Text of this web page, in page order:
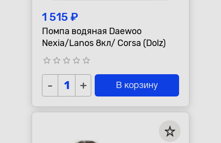
1 515 ₽
Помпа водяная Daewoo
Nexia/Lanos 8кл/ Corsa (Dolz)
star_border star_border star_border star_border star_border
- + В корзину